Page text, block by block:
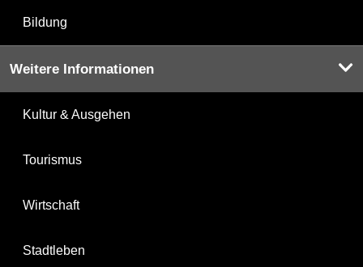
Bildung
Weitere Informationen
Kultur & Ausgehen
Tourismus
Wirtschaft
Stadtleben